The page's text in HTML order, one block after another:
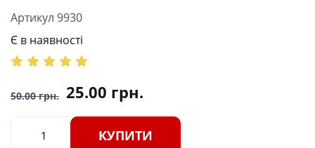
Артикул 9930
Є в наявності
50.00грн. 25.00 грн.
КУПИТИ